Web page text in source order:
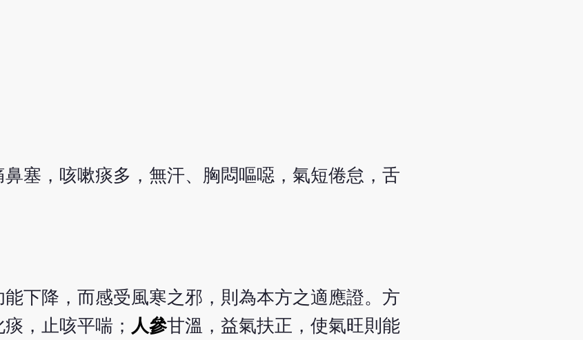
塞，咳嗽痰多，無汗、胸悶嘔噁，氣短倦怠，舌
下降，而感受風寒之邪，則為本方之適應證。方
，止咳平喘； 人參甘溫，益氣扶正，使氣旺則能